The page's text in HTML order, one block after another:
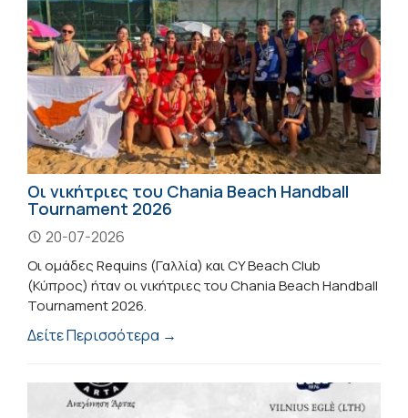
Οι νικήτριες του Chania Beach Handball
Tournament 2026
20-07-2026
Οι ομάδες Requins (Γαλλία) και CY Beach Club
(Κύπρος) ήταν οι νικήτριες του Chania Beach Handball
Tournament 2026.
Δείτε Περισσότερα →